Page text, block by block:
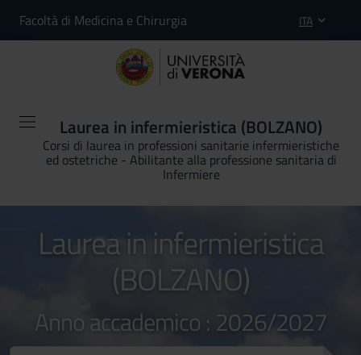
Facoltà di Medicina e Chirurgia ITA
Laurea in infermieristica (BOLZANO)
Corsi di laurea in professioni sanitarie infermieristiche
ed ostetriche - Abilitante alla professione sanitaria di
Infermiere
Laurea in infermieristica
(BOLZANO)
Anno accademico : 2026/2027